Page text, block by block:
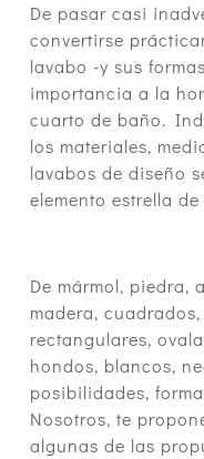
De pasar casi
convertirse
lavabo -y sus
importancia a la
cuarto de baño.
los materiales,
lavabos de diseño
elemento estrella
De mármol, piedra,
madera,
rectangulares,
hondos, blancos,
posibilidades,
Nosotros, te
algunas de las